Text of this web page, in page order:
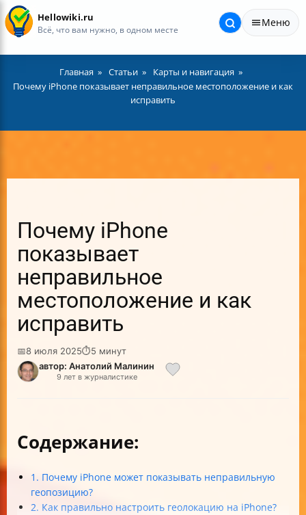
Hellowiki.ru
Всё, что вам нужно, в одном месте
Меню
Главная Статьи
Карты и навигация
Почему iPhone показывает неправильное местоположение и как
исправить
Почему iPhone
показывает
неправильное
местоположение и как
исправить
📅8 июля 2025⏱5 минут
автор: Анатолий Малинин
9 лет в журналистике
Содержание:
1. Почему iPhone может показывать неправильную
геопозицию?
2. Как правильно настроить геолокацию на iPhone?